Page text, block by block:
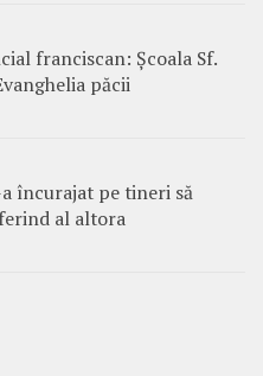
franciscan: Școala Sf.
păcii
încurajat pe tineri să
al altora